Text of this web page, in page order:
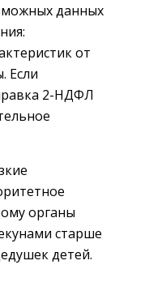
данных
от
Если
2-НДФЛ
органы
старше
детей.